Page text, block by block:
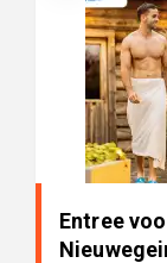
Entree